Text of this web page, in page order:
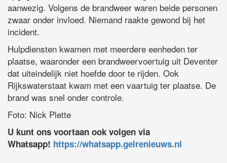
aanwezig. Volgens de brandweer waren beide personen
zwaar onder invloed. Niemand raakte gewond bij het
incident.
Hulpdiensten kwamen met meerdere eenheden ter
plaatse, waaronder een brandweervoertuig uit Deventer
dat uiteindelijk niet hoefde door te rijden. Ook
Rijkswaterstaat kwam met een vaartuig ter plaatse. De
brand was snel onder controle.
Foto: Nick Plette
U kunt ons voortaan ook volgen via
Whatsapp! https://whatsapp.gelrenieuws.nl